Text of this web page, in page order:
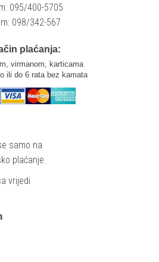
095/400-5705
098/342-567
plaćanja:
virmanom, karticama
ili do 6 rata bez kamata
samo na
plaćanje.
vrijedi